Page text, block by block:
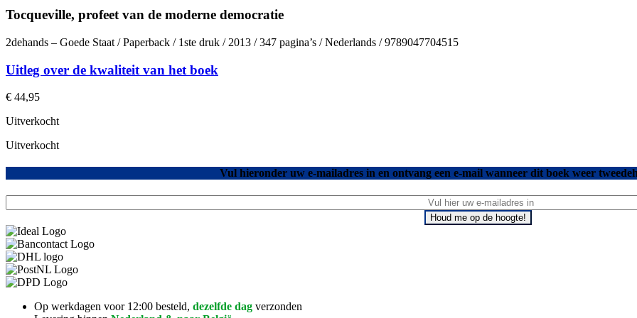
Tocqueville, profeet van de moderne democratie
2dehands – Goede Staat / Paperback / 1ste druk / 2013 / 347 pagina’s / Nederlands / 9789047704515
Uitleg over de kwaliteit van het boek
€ 44,95
Uitverkocht
Uitverkocht
Vul hieronder uw e-mailadres in en ontvang een e-mail wanneer dit boek weer
Houd me op de hoogte!
Op werkdagen voor 12:00 besteld, dezelfde dag verzonden